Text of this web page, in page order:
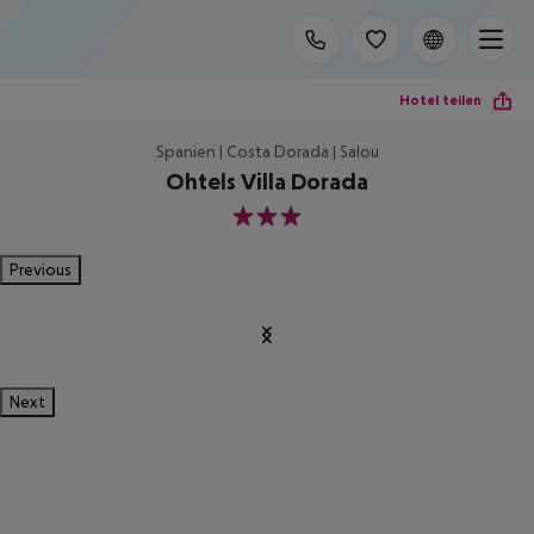
Hotel teilen
Spanien | Costa Dorada | Salou
Ohtels Villa Dorada
3
Previous
Next